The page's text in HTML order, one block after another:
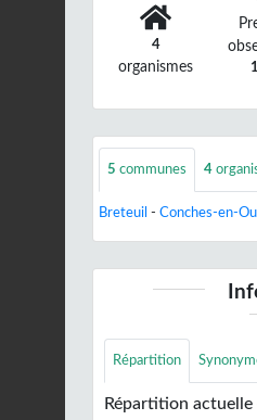
4
organismes
5 communes 4
Breteuil - Conches-en-
Répartition
Répartition